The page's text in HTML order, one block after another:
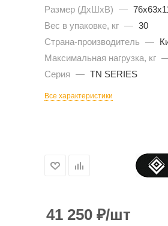
Размер (ДхШхВ) —
Вес в упаковке, кг — 30
Страна-производитель —
Максимальная нагрузка, кг
Серия — TN SERIES
Все характеристики
41 250 ₽/шт